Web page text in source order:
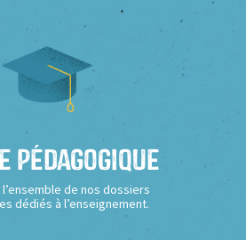
Pédagogique
de nos dossiers
dédiés à l’enseignement.